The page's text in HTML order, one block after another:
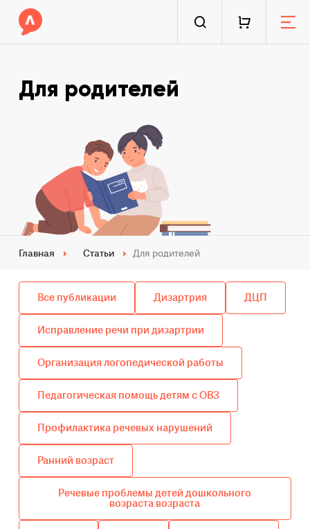
Для родителей
Главная Статьи Для родителей
Все публикации Дизартрия ДЦП
Исправление речи при дизартрии
Организация логопедической работы
Педагогическая помощь детям с ОВЗ
Профилактика речевых нарушений
Ранний возраст
Речевые проблемы детей дошкольного
возраста возраста